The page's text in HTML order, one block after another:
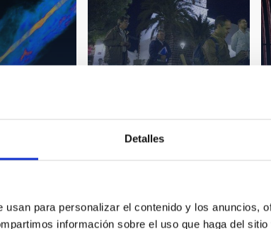
Detalles
usan para personalizar el contenido y los anuncios,
información sobre el uso que haga del